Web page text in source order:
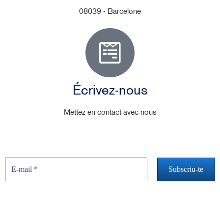
08039 - Barcelone
Écrivez-nous
Mettez en contact avec nous